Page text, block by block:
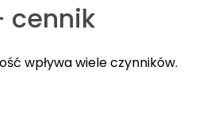
cennik
wpływa wiele czynników.